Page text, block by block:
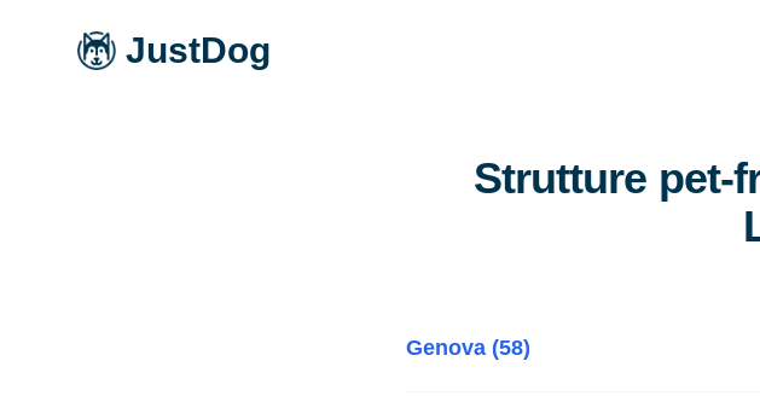
JustDog
Strutture pet-
Genova (58)